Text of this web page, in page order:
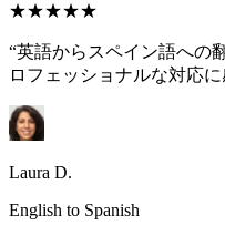
★★★★★
“英語からスペイン語への
ロフェッショナルな対応
Laura D.
English to Spanish